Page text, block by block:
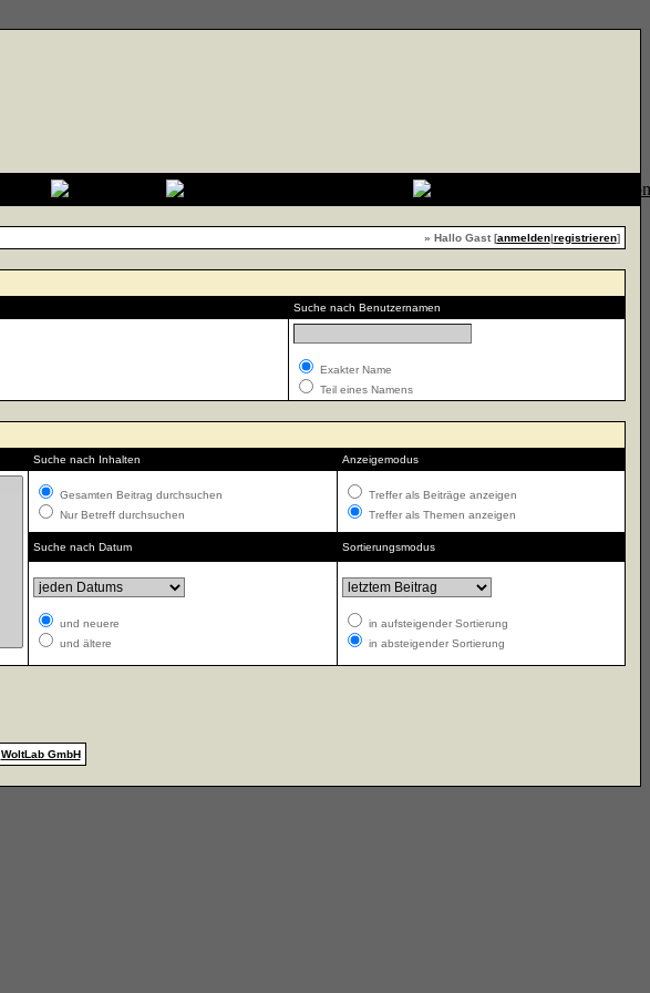
» Hallo Gast [anmelden|registrieren]
Suche nach Benutzernamen
Exakter Name
Teil eines Namens
Suche nach Inhalten Anzeigemodus
Gesamten Beitrag durchsuchen
Nur Betreff durchsuchen
Treffer als Beiträge anzeigen
Treffer als Themen anzeigen
Suche nach Datum Sortierungsmodus
und neuere
und ältere
in aufsteigender Sortierung
in absteigender Sortierung
WoltLab GmbH